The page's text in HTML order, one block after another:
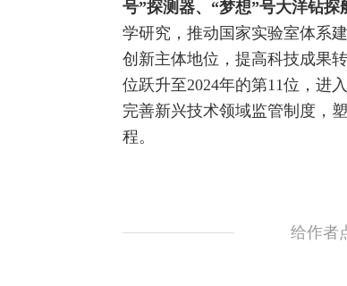
号”探测器、“梦想”号大洋钻探
学研究，推动国家实验室体系
创新主体地位，提高科技成果
位跃升至2024年的第11位，进
完善新兴技术领域监管制度，
程。
给作者